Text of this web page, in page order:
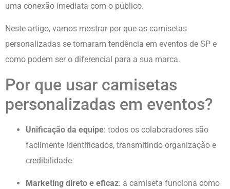
uma conexão imediata com o público.
Neste artigo, vamos mostrar por que as camisetas
personalizadas se tornaram tendência em eventos de SP e
como podem ser o diferencial para a sua marca.
Por que usar camisetas
personalizadas em eventos?
Unificação da equipe: todos os colaboradores são
facilmente identificados, transmitindo organização e
credibilidade.
Marketing direto e eficaz: a camiseta funciona como